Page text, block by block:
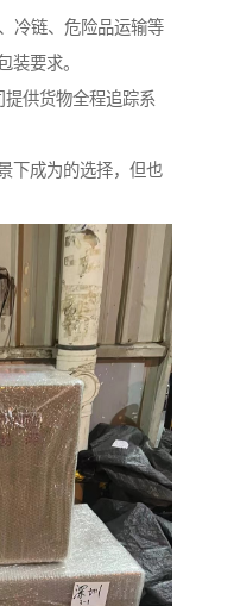
冷链、危险品运输等
装要求。
供货物全程追踪系
下成为的选择，但也